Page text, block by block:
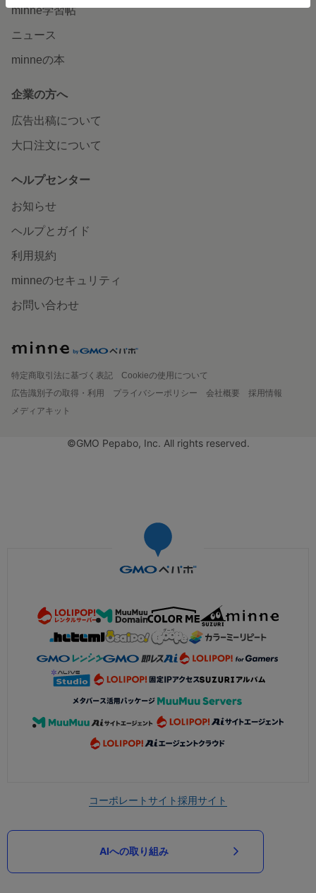
minne学習帖
ニュース
minneの本
企業の方へ
広告出稿について
大口注文について
ヘルプセンター
お知らせ
ヘルプとガイド
利用規約
minneのセキュリティ
お問い合わせ
特定商取引法に基づく表記
Cookieの使用について
広告識別子の取得・利用
プライバシーポリシー 会社概要
採用情報
メディアキット
©GMO Pepabo, Inc. All rights reserved.
コーポレートサイト採用サイト
AIへの取り組み